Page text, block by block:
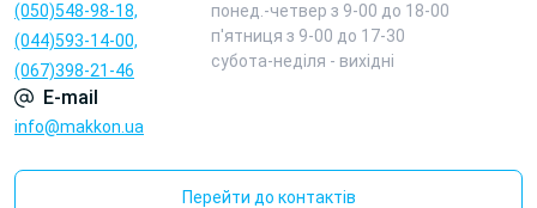
(050)548-98-18,
(044)593-14-00,
(067)398-21-46
понед.-четвер з 9-00 до 18-00
п'ятниця з 9-00 до 17-30
cубота-неділя - вихідні
E-mail
info@makkon.ua
Перейти до контактів